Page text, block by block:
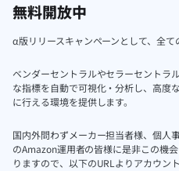
無料開放中
α版リリースキャンペーンとして、全て
ベンダーセントラルやセラーセントラ
な指標を自動で可視化・分析し、高度
に行える環境を提供します。
国内外問わずメーカー担当者様、個人
のAmazon運用者の皆様に是非この機
りますので、以下のURLよりアカウン